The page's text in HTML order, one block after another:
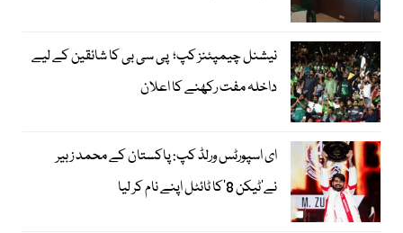
نیشنل چیمپئنز کپ؛ پی سی بی کا شائقین کے لیے
داخلہ مفت رکھنے کا اعلان
ای اسپورٹس ورلڈ کپ: پاکستان کے محمد زبیر
نے’ٹیکن 8‘کا ٹائٹل اپنے نام کر لیا